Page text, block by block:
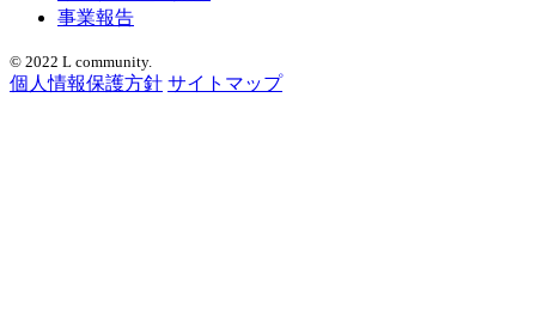
事業報告
© 2022 L community.
個人情報保護方針 サイトマップ